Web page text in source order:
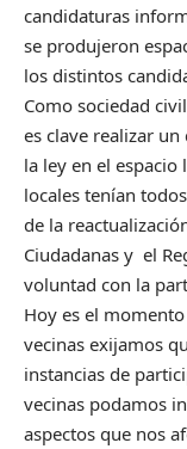
candidaturas
se produjeron
los distintos
Como sociedad
es clave realizar
la ley en el espacio
locales tenían
de la
Ciudadanas y el
voluntad con la
Hoy es el
vecinas exijamos
instancias de
vecinas podamos
aspectos que nos